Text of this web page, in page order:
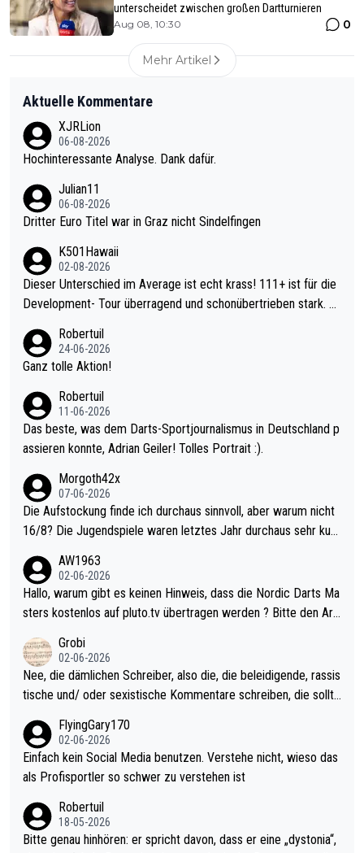
unterscheidet zwischen großen Dartturnieren
Aug 08, 10:30 0
Mehr Artikel
Aktuelle Kommentare
XJRLion
06-08-2026
Hochinteressante Analyse. Dank dafür.
Julian11
06-08-2026
Dritter Euro Titel war in Graz nicht Sindelfingen
K501Hawaii
02-08-2026
Dieser Unterschied im Average ist echt krass! 111+ ist für die
Development- Tour überragend und schonübertrieben stark. U
mal 40+ erst recht. Da gewinnst keinen Blumentopf - ist ja noc
h krasser wie ein Pokalspiel eines Kreisligisten vs einem Bund
Robertuil
24-06-2026
Ganz tolle Aktion!
Robertuil
11-06-2026
Das beste, was dem Darts-Sportjournalismus in Deutschland p
assieren konnte, Adrian Geiler! Tolles Portrait :).
Morgoth42x
07-06-2026
Die Aufstockung finde ich durchaus sinnvoll, aber warum nicht
16/8? Die Jugendspiele waren letztes Jahr durchaus sehr kurz
Allerdings ist Mitchell Lawrie als Nummer 1 der Welt eh qualifi
ziert. Somit ändert die automatische Qualifikation des Weltmei
sters erstmal nichts. Ich denke sie wollen damit für nächstes J
ohl wenig WDF Turniere spielen. Dies war bei Archie Self letzt
es Jahr der Fall. Er musste als amtierender Weltmeister durch
den Qualifier und ich glaube kaum, dass Mitchel sich das (in Ve
gas) antun würde, wenn er doch eigentlich die PDC-WM als Zi
el hat.
AW1963
02-06-2026
Hallo, warum gibt es keinen Hinweis, dass die Nordic Darts Ma
sters kostenlos auf pluto.tv übertragen werden ? Bitte den Arti
Grobi
02-06-2026
Nee, die dämlichen Schreiber, also die, die beleidigende, rassis
tische und/ oder sexistische Kommentare schreiben, die sollte
s Leben in den Griff kriegen. Nur eins wundert mich: Luke Little
r war doch neulich erst derjenige, der über Social Media GvV p
rovoziert hat. Und Littlers Mutter schießt öfters mal gegen Ric
FlyingGary170
02-06-2026
Einfach kein Social Media benutzen. Verstehe nicht, wieso das
als Profisportler so schwer zu verstehen ist
Robertuil
18-05-2026
Bitte genau hinhören: er spricht davon, dass er eine „dystonia“,